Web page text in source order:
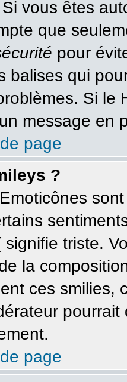
vous êtes
que
pour
balises qui
Si le
message en
page
?
triste.
la
ces smilies,
page